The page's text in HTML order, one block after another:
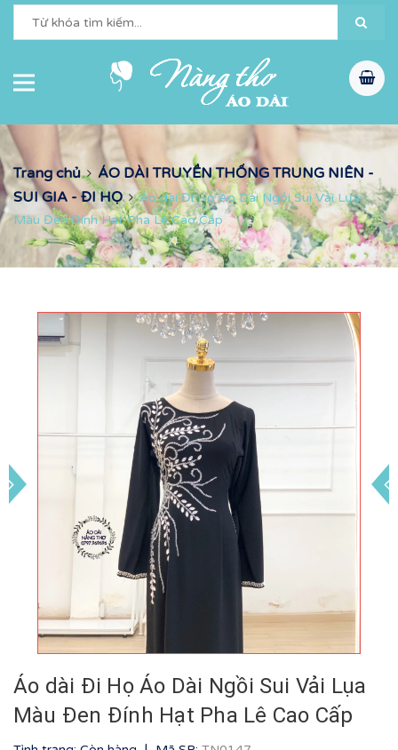
Trang chủ
ÁO DÀI TRUYỀN THỐNG TRUNG NIÊN -
SUI GIA - ĐI HỌ
Áo dài Đi Họ Áo Dài Ngồi Sui Vải Lụa
Màu Đen Đính Hạt Pha Lê Cao Cấp
Áo dài Đi Họ Áo Dài Ngồi Sui Vải Lụa
Màu Đen Đính Hạt Pha Lê Cao Cấp